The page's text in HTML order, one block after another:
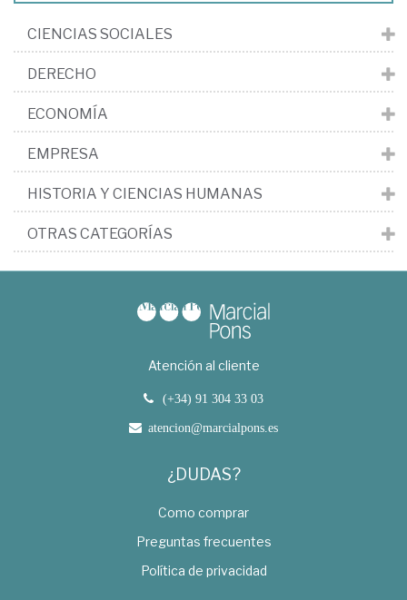
CIENCIAS SOCIALES
DERECHO
ECONOMÍA
EMPRESA
HISTORIA Y CIENCIAS HUMANAS
OTRAS CATEGORÍAS
Atención al cliente
(+34) 91 304 33 03
atencion@marcialpons.es
¿DUDAS?
Como comprar
Preguntas frecuentes
Política de privacidad